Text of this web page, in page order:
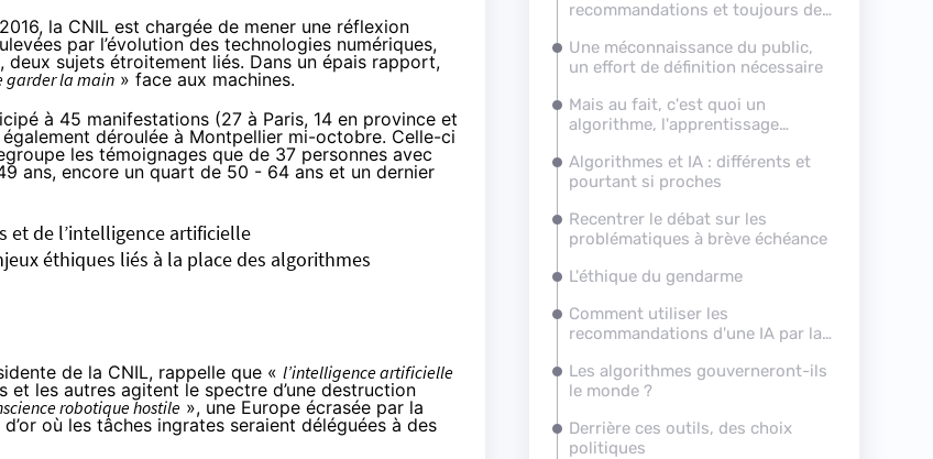
la CNIL est chargée de mener une réflexion
par l’évolution des technologies numériques,
sujets étroitement liés. Dans un épais rapport,
garder la main » face aux machines.
à 45 manifestations (27 à Paris, 14 en province et
déroulée à Montpellier mi-octobre. Celle-ci
les témoignages que de 37 personnes avec
ans, encore un quart de 50 - 64 ans et un dernier
et de l’intelligence artificielle
éthiques liés à la place des algorithmes
de la CNIL, rappelle que « l’intelligence artificielle
et les autres agitent le spectre d’une destruction
robotique hostile », une Europe écrasée par la
où les tâches ingrates seraient déléguées à des
recommandations et toujours de
Une méconnaissance du public,
un effort de définition nécessaire
Mais au fait, c'est quoi un
algorithme, l'apprentissage
Algorithmes et IA : différents et
pourtant si proches
Recentrer le débat sur les
problématiques à brève échéance
L'éthique du gendarme
Comment utiliser les
recommandations d'une IA par la
Les algorithmes gouverneront-ils
le monde ?
Derrière ces outils, des choix
politiques